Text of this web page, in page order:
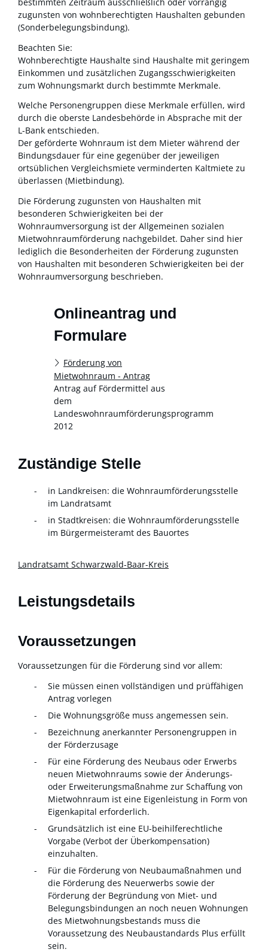
zugunsten von wohnberechtigten Haushalten gebunden
(Sonderbelegungsbindung).
Beachten Sie:
Wohnberechtigte Haushalte sind Haushalte mit geringem
Einkommen und zusätzlichen Zugangsschwierigkeiten
zum Wohnungsmarkt durch bestimmte Merkmale.
Welche Personengruppen diese Merkmale erfüllen, wird
durch die oberste Landesbehörde in Absprache mit der
L-Bank entschieden.
Der geförderte Wohnraum ist dem Mieter während der
Bindungsdauer für eine gegenüber der jeweiligen
ortsüblichen Vergleichsmiete verminderten Kaltmiete zu
überlassen (Mietbindung).
Die Förderung zugunsten von Haushalten mit
besonderen Schwierigkeiten bei der
Wohnraumversorgung ist der Allgemeinen sozialen
Mietwohnraumförderung nachgebildet. Daher sind hier
lediglich die Besonderheiten der Förderung zugunsten
von Haushalten mit besonderen Schwierigkeiten bei der
Wohnraumversorgung beschrieben.
Onlineantrag und
Formulare
Förderung von
Mietwohnraum - Antrag
Antrag auf Fördermittel aus
dem
Landeswohnraumförderungsprogramm
2012
Zuständige Stelle
in Landkreisen: die Wohnraumförderungsstelle
im Landratsamt
in Stadtkreisen: die Wohnraumförderungsstelle
im Bürgermeisteramt des Bauortes
Landratsamt Schwarzwald-Baar-Kreis
Leistungsdetails
Voraussetzungen
Voraussetzungen für die Förderung sind vor allem:
Sie müssen einen vollständigen und prüffähigen
Antrag vorlegen
Die Wohnungsgröße muss angemessen sein.
Bezeichnung anerkannter Personengruppen in
der Förderzusage
Für eine Förderung des Neubaus oder Erwerbs
neuen Mietwohnraums sowie der Änderungs-
oder Erweiterungsmaßnahme zur Schaffung von
Mietwohnraum ist eine Eigenleistung in Form von
Eigenkapital erforderlich.
Grundsätzlich ist eine EU-beihilferechtliche
Vorgabe (Verbot der Überkompensation)
einzuhalten.
Für die Förderung von Neubaumaßnahmen und
die Förderung des Neuerwerbs sowie der
Förderung der Begründung von Miet- und
Belegungsbindungen an noch neuen Wohnungen
des Mietwohnungsbestands muss die
Voraussetzung des Neubaustandards Plus erfüllt
sein.